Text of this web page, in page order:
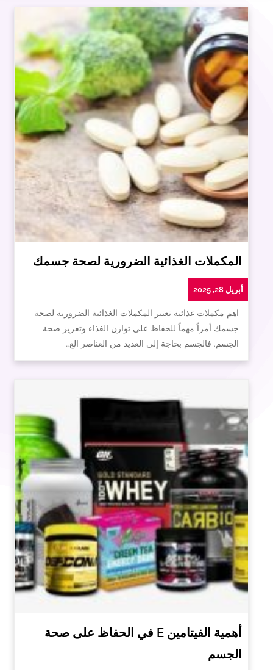
المكملات الغذائية الضرورية لصحة جسمك
أبريل 28, 2025
اهم مكملات غذائية تعتبر المكملات الغذائية الضرورية لصحة
جسمك أمراً مهماً للحفاظ على توازن الغذاء وتعزيز صحة
الجسم. فالجسم بحاجة إلى العديد من العناصر الغ…
أهمية الفيتامين E في الحفاظ على صحة
الجسم